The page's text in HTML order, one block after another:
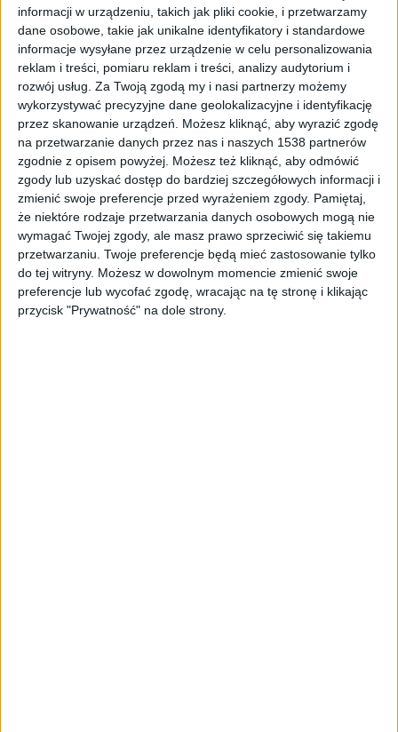
informacji w urządzeniu, takich jak pliki cookie, i przetwarzamy
dane osobowe, takie jak unikalne identyfikatory i standardowe
informacje wysyłane przez urządzenie w celu personalizowania
reklam i treści, pomiaru reklam i treści, analizy audytorium i
rozwój usług. Za Twoją zgodą my i nasi partnerzy możemy
wykorzystywać precyzyjne dane geolokalizacyjne i identyfikację
przez skanowanie urządzeń. Możesz kliknąć, aby wyrazić zgodę
na przetwarzanie danych przez nas i naszych 1538 partnerów
zgodnie z opisem powyżej. Możesz też kliknąć, aby odmówić
zgody lub uzyskać dostęp do bardziej szczegółowych informacji i
zmienić swoje preferencje przed wyrażeniem zgody. Pamiętaj,
że niektóre rodzaje przetwarzania danych osobowych mogą nie
wymagać Twojej zgody, ale masz prawo sprzeciwić się takiemu
przetwarzaniu. Twoje preferencje będą mieć zastosowanie tylko
do tej witryny. Możesz w dowolnym momencie zmienić swoje
preferencje lub wycofać zgodę, wracając na tę stronę i klikając
przycisk "Prywatność" na dole strony.
Poznań Motor Show 2024Foto:mat. promocyjne
Poznań Motor Show niezmiennie dostarcza
niezapomnianych emocji miłośnikom motoryzacji w
każdym wydaniu. Na zwiedzających każdego roku
czekają najnowsze modele samochodów i motocykli.
Wśród ekspozycji można również znaleźć pojazdy
zabytkowe, a także produkty i rozwiązania z takich
dziedzin jak tuning, detailing oraz techniki
motoryzacyjna. Bogaty program uzupełniają
interesujące wydarzenia towarzyszące.